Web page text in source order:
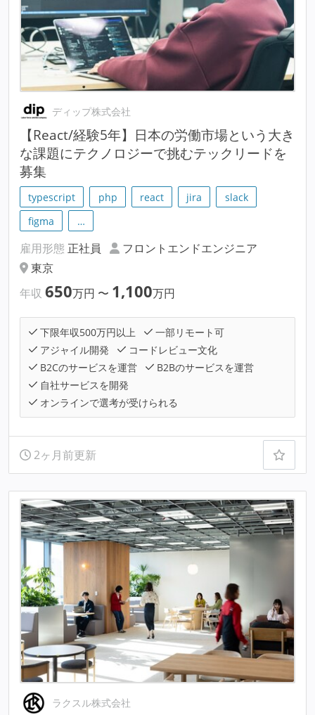
ディップ株式会社
【React/経験5年】日本の労働市場という大き
な課題にテクノロジーで挑むテックリードを
募集
typescript php react jira
slack
figma
…
雇用形態 正社員
フロントエンドエンジニア
東京
年収 650万円 〜 1,100万円
下限年収500万円以上
一部リモート可
アジャイル開発
コードレビュー文化
B2Cのサービスを運営
B2Bのサービスを運営
自社サービスを開発
オンラインで選考が受けられる
2ヶ月前更新
ラクスル株式会社